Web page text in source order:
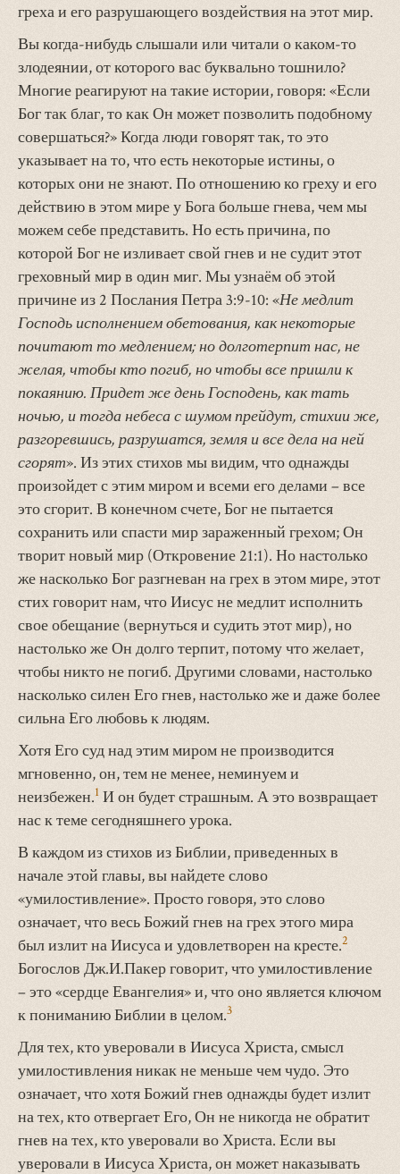
греха и его разрушающего воздействия на этот мир.
Вы когда-нибудь слышали или читали о каком-то
злодеянии, от которого вас буквально тошнило?
Многие реагируют на такие истории, говоря: «Если
Бог так благ, то как Он может позволить подобному
совершаться?» Когда люди говорят так, то это
указывает на то, что есть некоторые истины, о
которых они не знают. По отношению ко греху и его
действию в этом мире у Бога больше гнева, чем мы
можем себе представить. Но есть причина, по
которой Бог не изливает свой гнев и не судит этот
греховный мир в один миг. Мы узнаём об этой
причине из 2 Послания Петра 3:9-10: «Не медлит
Господь исполнением обетования, как некоторые
почитают то медлением; но долготерпит нас, не
желая, чтобы кто погиб, но чтобы все пришли к
покаянию. Придет же день Господень, как тать
ночью, и тогда небеса с шумом прейдут, стихии же,
разгоревшись, разрушатся, земля и все дела на ней
сгорят». Из этих стихов мы видим, что однажды
произойдет с этим миром и всеми его делами – все
это сгорит. В конечном счете, Бог не пытается
сохранить или спасти мир зараженный грехом; Он
творит новый мир (Откровение 21:1). Но настолько
же насколько Бог разгневан на грех в этом мире, этот
стих говорит нам, что Иисус не медлит исполнить
свое обещание (вернуться и судить этот мир), но
настолько же Он долго терпит, потому что желает,
чтобы никто не погиб. Другими словами, настолько
насколько силен Его гнев, настолько же и даже более
сильна Его любовь к людям.
Хотя Его суд над этим миром не производится
мгновенно, он, тем не менее, неминуем и
неизбежен.1 И он будет страшным. А это возвращает
нас к теме сегодняшнего урока.
В каждом из стихов из Библии, приведенных в
начале этой главы, вы найдете слово
«умилостивление». Просто говоря, это слово
означает, что весь Божий гнев на грех этого мира
был излит на Иисуса и удовлетворен на кресте.2
Богослов Дж.И.Пакер говорит, что умилостивление
– это «сердце Евангелия» и, что оно является ключом
к пониманию Библии в целом.3
Для тех, кто уверовали в Иисуса Христа, смысл
умилостивления никак не меньше чем чудо. Это
означает, что хотя Божий гнев однажды будет излит
на тех, кто отвергает Его, Он не никогда не обратит
гнев на тех, кто уверовали во Христа. Если вы
уверовали в Иисуса Христа, он может наказывать